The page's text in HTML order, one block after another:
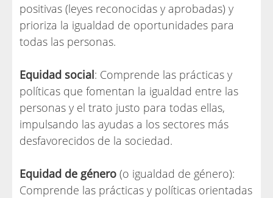
positivas (leyes reconocidas y aprobadas) y
prioriza la igualdad de oportunidades para
todas las personas.
Equidad social: Comprende las prácticas y
políticas que fomentan la igualdad entre las
personas y el trato justo para todas ellas,
impulsando las ayudas a los sectores más
desfavorecidos de la sociedad.
Equidad de género (o igualdad de género):
Comprende las prácticas y políticas orientadas